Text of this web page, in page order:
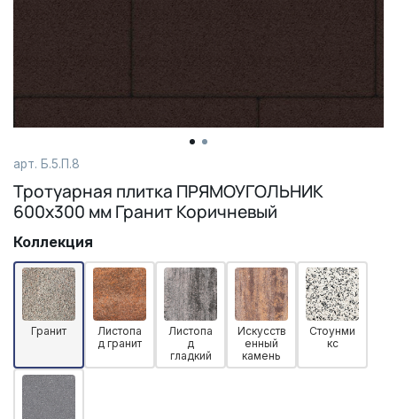
арт. Б.5.П.8
Тротуарная плитка ПРЯМОУГОЛЬНИК
600х300 мм Гранит Коричневый
Коллекция
Гранит
Листопа
д гранит
Листопа
д
гладкий
Искусств
енный
камень
Стоунми
кс